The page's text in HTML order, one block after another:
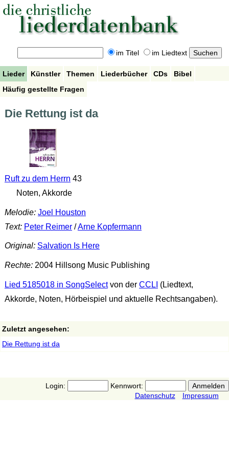
im Titel im Liedtext
Lieder Künstler Themen Liederbücher CDs
Bibel
Häufig gestellte Fragen
Die Rettung ist da
Ruft zu dem Herrn 43
Noten, Akkorde
Melodie: Joel Houston
Text: Peter Reimer/Arne Kopfermann
Original: Salvation Is Here
Rechte:2004 Hillsong Music Publishing
Lied 5185018 in SongSelectvon der CCLI (Liedtext,
Akkorde, Noten, Hörbeispiel und aktuelle Rechtsangaben).
Zuletzt angesehen:
Die Rettung ist da
Login:
Kennwort:
Datenschutz
Impressum